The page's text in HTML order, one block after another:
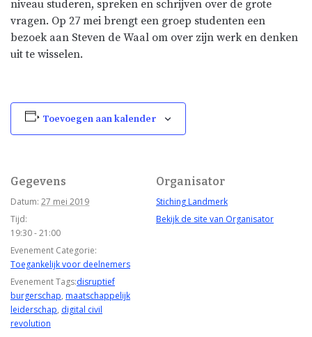
niveau studeren, spreken en schrijven over de grote
vragen. Op 27 mei brengt een groep studenten een
bezoek aan Steven de Waal om over zijn werk en denken
uit te wisselen.
Toevoegen aan kalender
Gegevens
Datum: 27 mei 2019
Tijd:
19:30 - 21:00
Evenement Categorie:
Toegankelijk voor deelnemers
Evenement Tags:disruptief
burgerschap, maatschappelijk
leiderschap, digital civil
revolution
Organisator
Stiching Landmerk
Bekijk de site van Organisator